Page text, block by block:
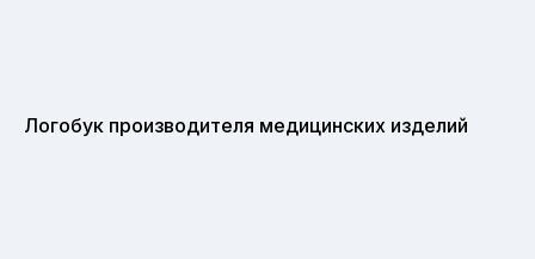
Логобук производителя медицинских изделий